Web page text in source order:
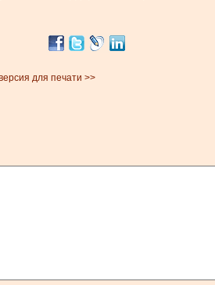
для печати >>